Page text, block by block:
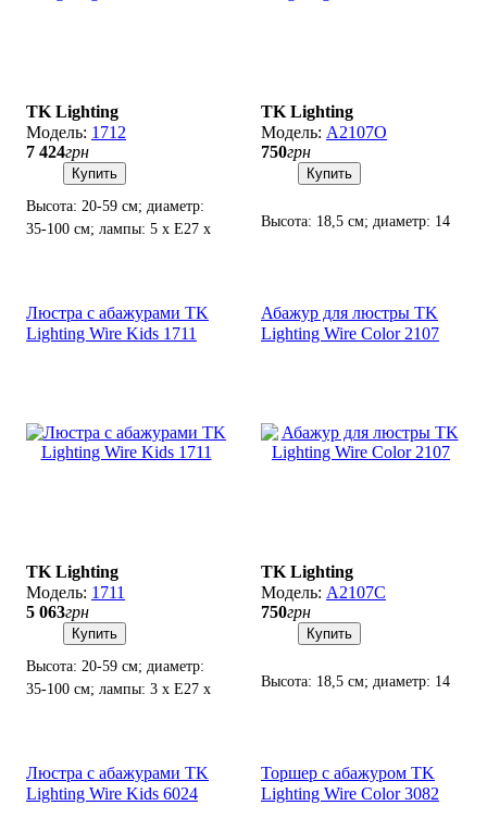
TK Lighting
1712
7 424грн
Купить
Высота: 20-59 см; диаметр:
35-100 см; лампы: 5 х Е27 х
TK Lighting
А2107О
750грн
Купить
Высота: 18,5 см; диаметр: 14
Люстра с абажурами TK
Lighting Wire Kids 1711
TK Lighting
1711
5 063грн
Купить
Высота: 20-59 см; диаметр:
35-100 см; лампы: 3 х Е27 х
Абажур для люстры TK
Lighting Wire Color 2107
TK Lighting
А2107С
750грн
Купить
Высота: 18,5 см; диаметр: 14
Люстра с абажурами TK
Lighting Wire Kids 6024
Торшер с абажуром TK
Lighting Wire Color 3082